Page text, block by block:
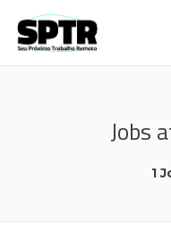
Jobs
1